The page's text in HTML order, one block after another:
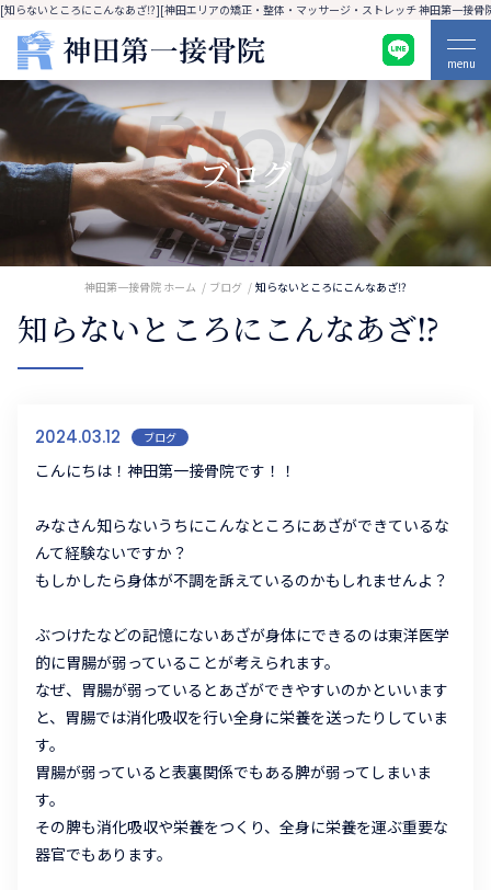
[知らないところにこんなあざ⁉][神田エリアの矯正・整体・マッサージ・ストレッチ 神田第一接骨
menu
Blog
ブログ
神田第一接骨院 ホーム ブログ 知らないところにこんなあざ⁉
知らないところにこんなあざ⁉
2024.03.12 ブログ
こんにちは！神田第一接骨院です！！
みなさん知らないうちにこんなところにあざができているな
んて経験ないですか？
もしかしたら身体が不調を訴えているのかもしれませんよ？
ぶつけたなどの記憶にないあざが身体にできるのは東洋医学
的に胃腸が弱っていることが考えられます。
なぜ、胃腸が弱っているとあざができやすいのかといいます
と、胃腸では消化吸収を行い全身に栄養を送ったりしていま
す。
胃腸が弱っていると表裏関係でもある脾が弱ってしまいま
す。
その脾も消化吸収や栄養をつくり、全身に栄養を運ぶ重要な
器官でもあります。